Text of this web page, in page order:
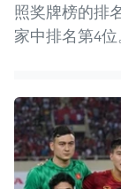
照奖牌榜的排
家中排名第4位